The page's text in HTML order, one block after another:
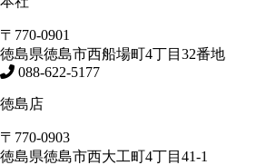
〒770-0901
徳島県徳島市西船場町4丁目32番地
088-622-5177
徳島店
〒770-0903
徳島県徳島市西大工町4丁目41-1